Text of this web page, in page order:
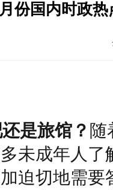
份国内时政热
是旅馆？ 随
未成年人了
迫切地需要